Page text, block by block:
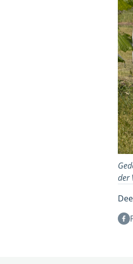
der